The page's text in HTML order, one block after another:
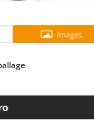
à batterie
pour la récolte
Images